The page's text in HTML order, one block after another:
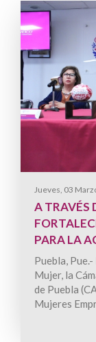
Jueves, 03
A TRAVÉS
PARA LA
Puebla,
Mujer, la
de Puebla
Mujeres